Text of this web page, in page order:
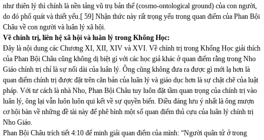
như thiên lý thì chính là nền tảng vũ trụ bản thể (cosmo-ontological ground) của con người,
do đó phổ quát và thiết yếu.[ 59] Nhận thức này rất trọng yếu trong quan điểm của Phan Bội
Châu về con người và luân lý xã hội.
Về chính trị, liên hệ xã hội và luân lý trong Khổng Học:
Đây là nội dung các Chương XI, XII, XIV và XVI. Về chính trị trong Khổng Học giải thích
của Phan Bội Châu cũng không dị biệt gì với các học giả khác ở quan điểm rằng trong Nho
Giáo chính trị chỉ là sự nối dài của luân lý. Ông cũng không đưa ra được gì mới lạ hơn là
quan điểm chính trị được đặt trên căn bản của luân lý và giáo dục hơn là sự chặt chẽ của luật
pháp. Với tư cách là nhà Nho, Phan Bội Châu tuy luôn đặt tầm quan trọng của chính trị vào
luân lý, ông lại vẫn luôn luôn qui kết về sự quyền biến. Điều đáng lưu ý nhất là ông mượn
cơ hội bàn về những đề tài này để phê bình một số quan điểm thủ cựu của luân lý chính trị
Nho Giáo.
Phan Bội Châu trích tiết 4:10 để minh giải quan điểm của mình: “Người quân tử ở trong